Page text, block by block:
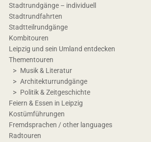
Stadtrundgänge – individuell
Stadtrundfahrten
Stadtteilrundgänge
Kombitouren
Leipzig und sein Umland entdecken
Thementouren
Musik & Literatur
Architekturrundgänge
Politik & Zeitgeschichte
Feiern & Essen in Leipzig
Kostümführungen
Fremdsprachen / other languages
Radtouren